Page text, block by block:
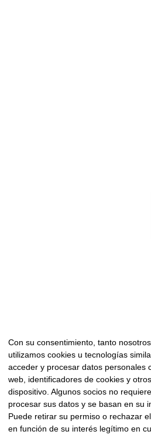
Navidad
Con su consentimiento, tanto
utilizamos cookies u tecnologías
acceder y procesar datos personales
web, identificadores de cookies y
dispositivo. Algunos socios no
procesar sus datos y se basan en su
Puede retirar su permiso o rechazar
en función de su interés legítimo en